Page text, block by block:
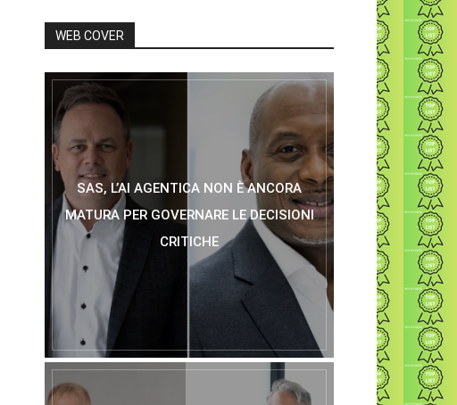
WEB COVER
SAS, L’AI AGENTICA NON È ANCORA
MATURA PER GOVERNARE LE DECISIONI
CRITICHE